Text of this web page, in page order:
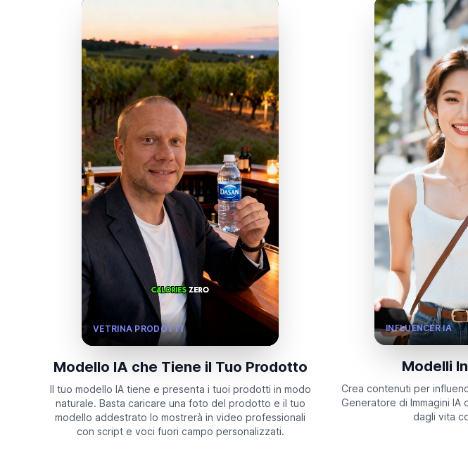
VETRINA PRODOTTI
Modello IA che Tiene il Tuo Prodotto
Il tuo modello IA tiene e presenta i tuoi prodotti in modo
naturale. Basta caricare una foto del prodotto e il tuo
modello addestrato lo mostrerà in video professionali
con script e voci fuori campo personalizzati.
INFLUENCER IA
Modelli
Crea contenuti per
Generatore di Immagini
dagli vita